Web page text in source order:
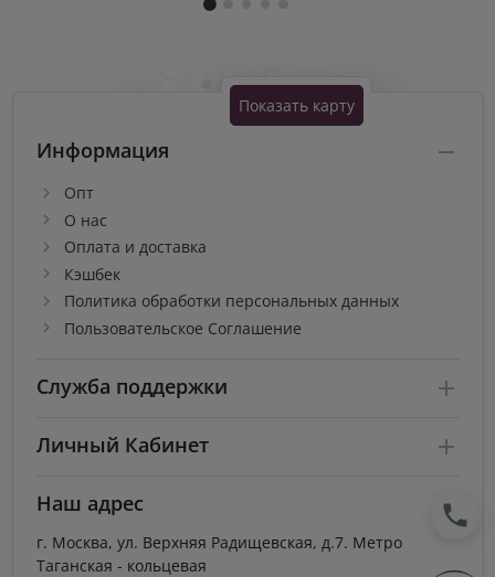
Показать карту
Информация
Опт
О нас
Оплата и доставка
Кэшбек
Политика обработки персональных данных
Пользовательское Соглашение
Служба поддержки
Личный Кабинет
Наш адрес
г. Москва, ул. Верхняя Радищевская, д.7. Метро
Таганская - кольцевая